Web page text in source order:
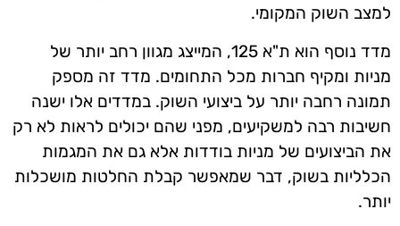
למצב השוק המקומי.
מדד נוסף הוא ת"א 125, המייצג מגוון רחב יותר של
מניות ומקיף חברות מכל התחומים. מדד זה מספק
תמונה רחבה יותר על ביצועי השוק. במדדים אלו ישנה
חשיבות רבה למשקיעים, מפני שהם יכולים לראות לא רק
את הביצועים של מניות בודדות אלא גם את המגמות
הכלליות בשוק, דבר שמאפשר קבלת החלטות מושכלות
יותר.